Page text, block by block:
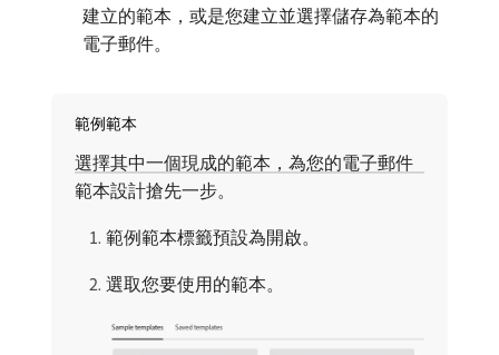
建立的範本，或是您建立並選擇儲存為範本的
電子郵件。
範例範本
選擇其中一個現成的範本，為您的電子郵件
範本設計搶先一步。
範例範本標籤預設為開啟。
選取您要使用的範本。